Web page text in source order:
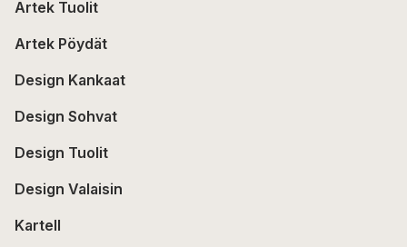
Artek Tuolit
Artek Pöydät
Design Kankaat
Design Sohvat
Design Tuolit
Design Valaisin
Kartell